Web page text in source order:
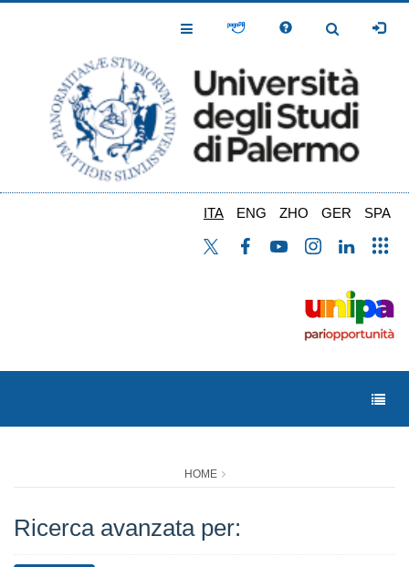
Toggle
Toggle
ITA ENG ZHO GER SPA
HOME
Ricerca avanzata per: